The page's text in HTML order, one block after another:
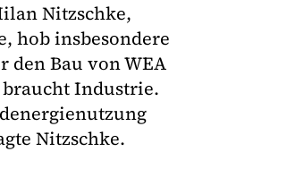
Nitzschke,
hob insbesondere
den Bau von WEA
Industrie.
Nitzschke.